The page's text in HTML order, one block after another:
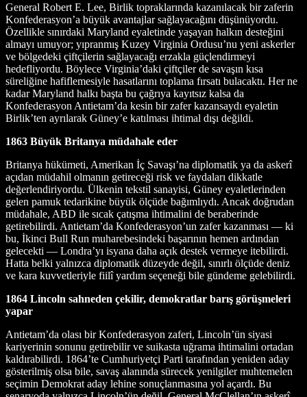
General Robert E. Lee, Birlik topraklarında kazanılacak bir zaferin
Konfederasyon’a büyük avantajlar sağlayacağını düşünüyordu.
Özellikle sınırdaki Maryland eyaletinde yaşayan halkın desteğini
almayı umuyor; yıpranmış Kuzey Virginia Ordusu’nu yeni askerler
ve bölgedeki çiftçilerin sağlayacağı erzakla güçlendirmeyi
hedefliyordu. Böylece Virginia’daki çiftçiler de savaşın kısa
süreliğine hafiflemesiyle hasatlarını toplama fırsatı bulacaktı. Her ne
kadar Maryland halkı başta bu çağrıya kayıtsız kalsa da
Konfederasyon Antietam’da kesin bir zafer kazansaydı eyaletin
Birlik’ten ayrılarak Güney’e katılması ihtimal dışı değildi.
1863 Büyük Britanya müdahale eder
Britanya hükümeti, Amerikan İç Savaşı’na diplomatik ya da askerî
açıdan müdahil olmanın getireceği risk ve faydaları dikkatle
değerlendiriyordu. Ülkenin tekstil sanayisi, Güney eyaletlerinden
gelen pamuk tedarikine büyük ölçüde bağımlıydı. Ancak doğrudan
müdahale, ABD ile sıcak çatışma ihtimalini de beraberinde
getirebilirdi. Antietam’da Konfederasyon’un zafer kazanması — ki
bu, İkinci Bull Run muharebesindeki başarının hemen ardından
gelecekti — Londra’yı isyana daha açık destek vermeye itebilirdi.
Hatta belki yalnızca diplomatik düzeyde değil, sınırlı ölçüde deniz
ve kara kuvvetleriyle fiilî yardım seçeneği bile gündeme gelebilirdi.
1864 Lincoln sahneden çekilir, demokratlar barış görüşmeleri
yapar
Antietam’da olası bir Konfederasyon zaferi, Lincoln’ün siyasi
kariyerinin sonunu getirebilir ve suikasta uğrama ihtimalini ortadan
kaldırabilirdi. 1864’te Cumhuriyetçi Parti tarafından yeniden aday
gösterilmiş olsa bile, savaş alanında sürecek yenilgiler muhtemelen
seçimin Demokrat aday lehine sonuçlanmasına yol açardı. Bu